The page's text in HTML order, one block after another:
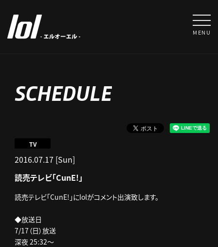
MENU
SCHEDULE
2016.07.17 [Sun]
TV
読売テレビ「CunE!」
読売テレビ「CunE!」にlolがコメント出演致します。
◆放送日
7/17（日）放送
深夜 25:32～